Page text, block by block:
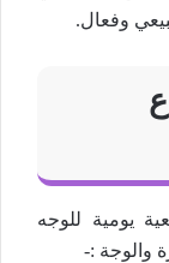
وفعال.
يومية للوجه
والوجة :-